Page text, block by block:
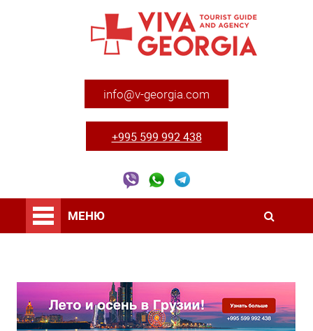
info@v-georgia.com
+995 599 992 438
МЕНЮ